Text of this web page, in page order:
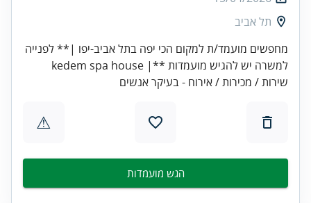
תל אביב
מחפשים מועמד/ת למקום הכי יפה בתל אביב-יפו |** לפנייה
למשרה יש להגיש מועמדות **| kedem spa house
שירות / מכירות / אירוח - בעיקר אנשים
⚠
הגש מועמדות